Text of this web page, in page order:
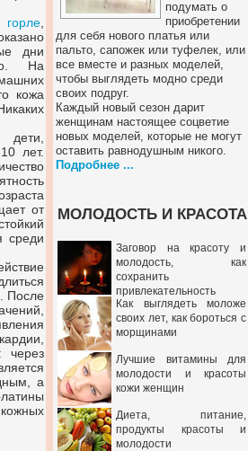
дни
На
кожа
лет.
от
среди
После
через
а
подумать о
приобретении
для себя нового платья или
пальто, сапожек или туфелек, или
все вместе и разных моделей,
чтобы выглядеть модно среди
своих подруг.
Каждый новый сезон дарит
женщинам настоящее соцветие
новых моделей, которые не могут
оставить равнодушным никого.
Подробнее ...
МОЛОДОСТЬ И КРАСОТА
Заговор на красоту и
молодость, как
сохранить
привлекательность
Как выглядеть моложе
своих лет, как бороться с
морщинами
Лучшие витамины для
молодости и красоты
кожи женщин
Диета, питание,
продукты красоты и
молодости